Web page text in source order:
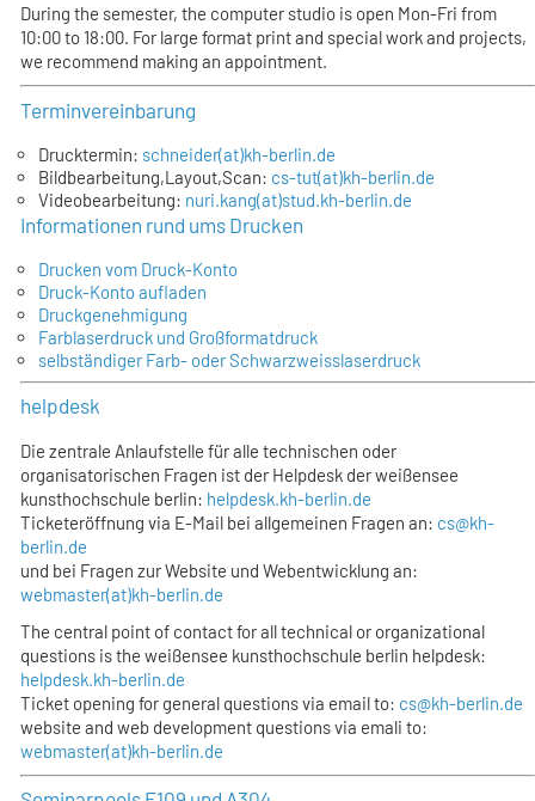
During the semester, the computer studio is open Mon-Fri from
10:00 to 18:00. For large format print and special work and projects,
we recommend making an appointment.
Terminvereinbarung
Drucktermin: schneider(at)kh-berlin.de
Bildbearbeitung,Layout,Scan: cs-tut(at)kh-berlin.de
Videobearbeitung: nuri.kang(at)stud.kh-berlin.de
Informationen rund ums Drucken
Drucken vom Druck-Konto
Druck-Konto aufladen
Druckgenehmigung
Farblaserdruck und Großformatdruck
selbständiger Farb- oder Schwarzweisslaserdruck
helpdesk
Die zentrale Anlaufstelle für alle technischen oder
organisatorischen Fragen ist der Helpdesk der weißensee
kunsthochschule berlin: helpdesk.kh-berlin.de
Ticketeröffnung via E-Mail bei allgemeinen Fragen an: cs@kh-
berlin.de
und bei Fragen zur Website und Webentwicklung an:
webmaster(at)kh-berlin.de
The central point of contact for all technical or organizational
questions is the weißensee kunsthochschule berlin helpdesk:
helpdesk.kh-berlin.de
Ticket opening for general questions via email to: cs@kh-berlin.de
website and web development questions via emali to:
webmaster(at)kh-berlin.de